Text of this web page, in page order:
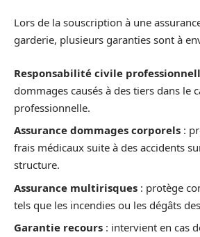
Lors de la souscription à une
garderie, plusieurs garanties sont à
Responsabilité civile
dommages causés à des tiers dans le
professionnelle.
Assurance dommages corporels :
frais médicaux suite à des accidents
structure.
Assurance multirisques : protège
tels que les incendies ou les dégâts
Garantie recours : intervient en cas